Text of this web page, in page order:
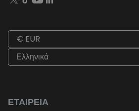
€ EUR
Ελληνικά
ΕΤΑΙΡΕΊΑ